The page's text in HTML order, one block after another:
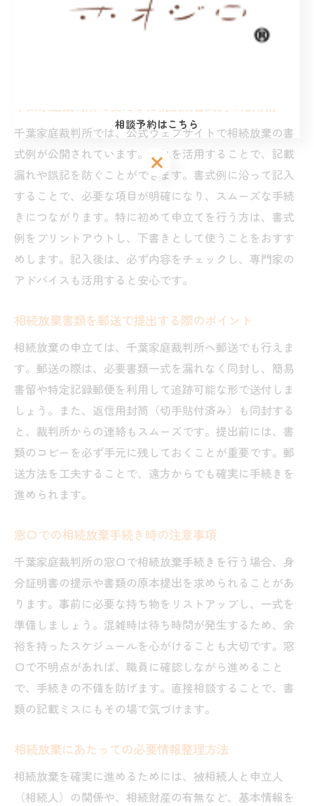
県千葉市では千葉家庭裁判所が窓口となるため、事前に
必要書類のリストを確認し、不備がないように注意しま
千葉家庭裁判所で使える相続放棄書式例の活用術
千葉家庭裁判所では、公式ウェブサイトで相続放棄の書
式例が公開されています。これを活用することで、記載
漏れや誤記を防ぐことができます。書式例に沿って記入
することで、必要な項目が明確になり、スムーズな手続
きにつながります。特に初めて申立てを行う方は、書式
例をプリントアウトし、下書きとして使うことをおすす
めします。記入後は、必ず内容をチェックし、専門家の
アドバイスも活用すると安心です。
相続放棄書類を郵送で提出する際のポイント
相続放棄の申立ては、千葉家庭裁判所へ郵送でも行えま
す。郵送の際は、必要書類一式を漏れなく同封し、簡易
書留や特定記録郵便を利用して追跡可能な形で送付しま
しょう。また、返信用封筒（切手貼付済み）も同封する
と、裁判所からの連絡もスムーズです。提出前には、書
類のコピーを必ず手元に残しておくことが重要です。郵
送方法を工夫することで、遠方からでも確実に手続きを
進められます。
窓口での相続放棄手続き時の注意事項
千葉家庭裁判所の窓口で相続放棄手続きを行う場合、身
分証明書の提示や書類の原本提出を求められることがあ
ります。事前に必要な持ち物をリストアップし、一式を
準備しましょう。混雑時は待ち時間が発生するため、余
裕を持ったスケジュールを心がけることも大切です。窓
口で不明点があれば、職員に確認しながら進めること
で、手続きの不備を防げます。直接相談することで、書
類の記載ミスにもその場で気づけます。
相続放棄にあたっての必要情報整理方法
相続放棄を確実に進めるためには、被相続人と申立人
（相続人）の関係や、相続財産の有無など、基本情報を
相談予約はこちら
相談予約はこちら
相談予約はこちら